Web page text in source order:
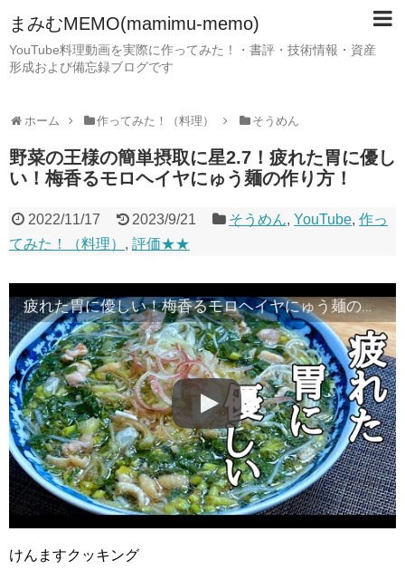
まみむMEMO(mamimu-memo)
YouTube料理動画を実際に作ってみた！・書評・技術情報・資産
形成および備忘録ブログです
ホーム 作ってみた！（料理） そうめん
野菜の王様の簡単摂取に星2.7！疲れた胃に優し
い！梅香るモロヘイヤにゅう麺の作り方！
2022/11/17 2023/9/21 そうめん,YouTube,作っ
てみた！（料理） , 評価★★
疲れた胃に優しい！梅香るモロヘイヤにゅう麺の作り方！
けんますクッキング